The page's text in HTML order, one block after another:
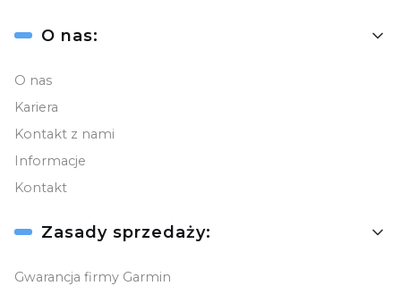
Linki w stopce
O nas:
O nas
Kariera
Kontakt z nami
Informacje
Kontakt
Zasady sprzedaży:
Gwarancja firmy Garmin